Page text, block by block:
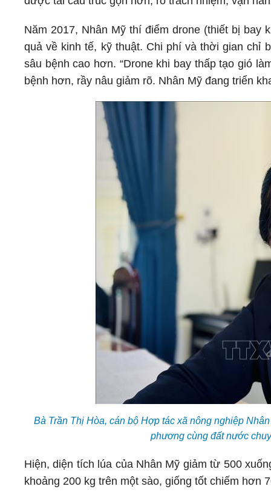
Năm 2017, Nhân Mỹ thí điểm drone (thiết bị bay
quả về kinh tế, kỹ thuật. Chi phí và thời gian chỉ
sâu bệnh cao hơn. “Drone khi bay thấp tạo gió
bệnh hơn, rầy nâu giảm rõ. Nhân Mỹ đang triển
Bà Trần Thị Hòa, cán bộ Hợp tác xã nông nghiệp
phương cùng đất nước
Hiện, diện tích lúa của Nhân Mỹ giảm từ 500
khoảng 200 kg trên một sào, giống tốt chiếm hơn